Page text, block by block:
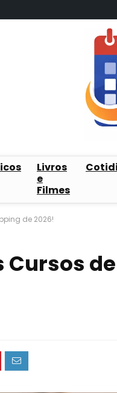
Livros
e
Filmes
de 2026!
Cursos